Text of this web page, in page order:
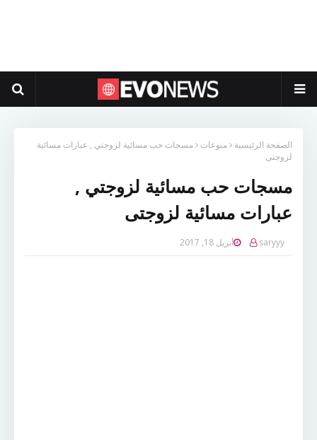
الصفحة الرئيسية منوعات
مسجات حب مسائية لزوجتي , عبارات مسائية
لزوجتى
مسجات حب مسائية لزوجتي ,
عبارات مسائية لزوجتى
saryyy أبريل 18, 2017